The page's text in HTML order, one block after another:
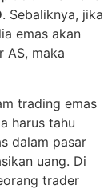
. Sebaliknya, jika
emas akan
AS, maka
trading emas
harus tahu
dalam pasar
uang. Di
trader